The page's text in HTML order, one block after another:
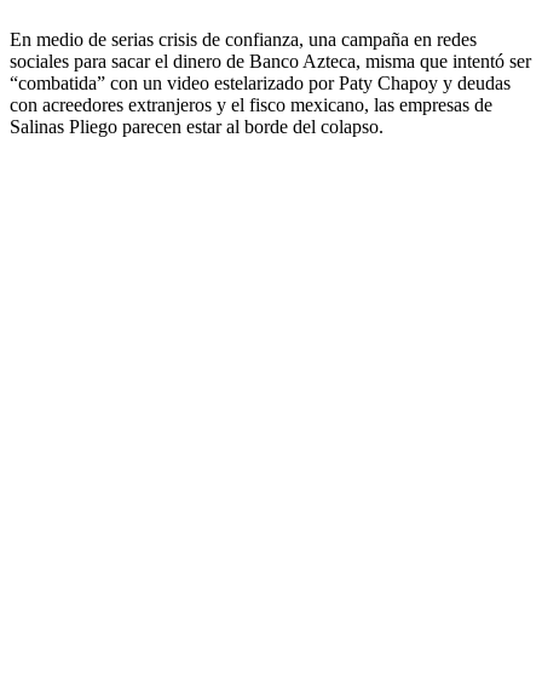
En medio de serias crisis de confianza, una campaña en redes
sociales para sacar el dinero de Banco Azteca, misma que intentó ser
“combatida” con un video estelarizado por Paty Chapoy y deudas
con acreedores extranjeros y el fisco mexicano, las empresas de
Salinas Pliego parecen estar al borde del colapso.